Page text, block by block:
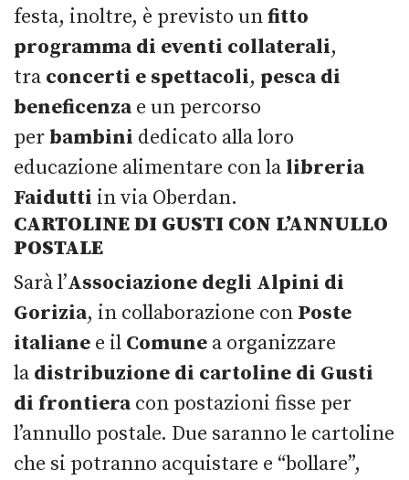
festa, inoltre, è previsto unfitto
programma di eventi collaterali,
tra concerti e spettacoli, pesca di
beneficenzae un percorso
perbambini dedicato alla loro
educazione alimentare con la libreria
Faidutti in via Oberdan.
CARTOLINE DI GUSTI CON L’ANNULLO
POSTALE
Sarà l’Associazione degli Alpini di
Gorizia, in collaborazione con Poste
italiane e il Comune a organizzare
la distribuzione di cartoline di Gusti
di frontieracon postazioni fisse per
l’annullo postale. Due saranno le cartoline
che si potranno acquistare e “bollare”,